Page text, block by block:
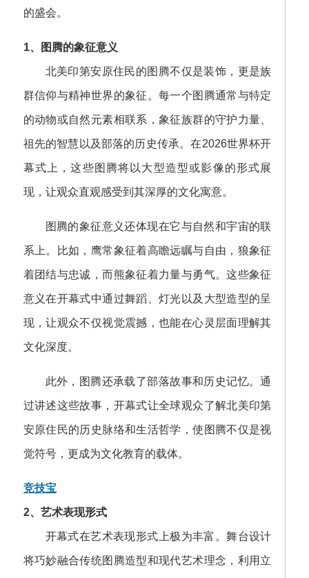
的盛会。
1、图腾的象征意义
北美印第安原住民的图腾不仅是装饰，更是族
群信仰与精神世界的象征。每一个图腾通常与特定
的动物或自然元素相联系，象征族群的守护力量、
祖先的智慧以及部落的历史传承。在2026世界杯开
幕式上，这些图腾将以大型造型或影像的形式展
现，让观众直观感受到其深厚的文化寓意。
图腾的象征意义还体现在它与自然和宇宙的联
系上。比如，鹰常象征着高瞻远瞩与自由，狼象征
着团结与忠诚，而熊象征着力量与勇气。这些象征
意义在开幕式中通过舞蹈、灯光以及大型造型的呈
现，让观众不仅视觉震撼，也能在心灵层面理解其
文化深度。
此外，图腾还承载了部落故事和历史记忆。通
过讲述这些故事，开幕式让全球观众了解北美印第
安原住民的历史脉络和生活哲学，使图腾不仅是视
觉符号，更成为文化教育的载体。
竞技宝
2、艺术表现形式
开幕式在艺术表现形式上极为丰富。舞台设计
将巧妙融合传统图腾造型和现代艺术理念，利用立